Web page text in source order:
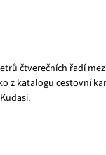
čtverečních řadí
z katalogu cestovní